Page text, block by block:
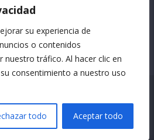
su experiencia de
o contenidos
nuestro tráfico. Al hacer clic en
consentimiento a nuestro uso
todo Aceptar todo